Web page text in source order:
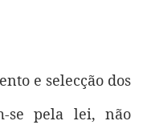
e selecção dos
se pela lei, não